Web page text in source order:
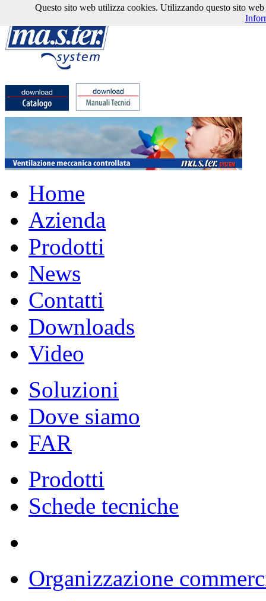
Home
Azienda
Prodotti
News
Contatti
Downloads
Video
Soluzioni
Dove siamo
FAR
Prodotti
Schede tecniche
Organizzazione
Questo sito web utilizza cookies. Utilizzando questo sito